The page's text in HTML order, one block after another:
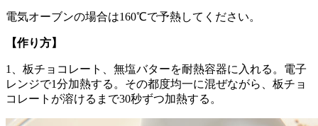
電気オーブンの場合は160℃で予熱してください。
【作り方】
1、板チョコレート、無塩バターを耐熱容器に入れる。電子
レンジで1分加熱する。その都度均一に混ぜながら、板チョ
コレートが溶けるまで30秒ずつ加熱する。